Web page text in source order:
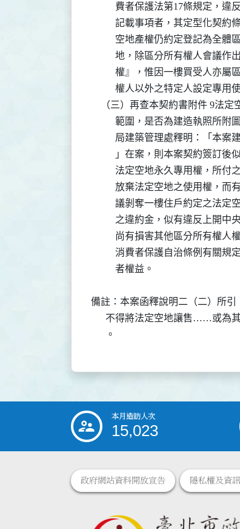
費者保護法第17條規定
記載事項者，其定型化
空地產權仍約定登記為
地，除區分所有權人會
權』，惟因一樓買受人
權人以外之特定人設定專用
（三）再查本契約書附件 9法
範圍，是否為建造執照所
局建築管理處釋明：「
」在案，則本案契約簽
法定空地永久專用權，
放棄法定空地之使用權
議剝奪一樓住戶約定之
之違約金，似有違反上
尚有損害其他區分所有權
消費者保護自治條例有
          者權益。
備註：本案函釋說明二（二）所
不得將法定空地讓售……或為
      。
::: 本月造訪人次
15,023
政府網站資料開放宣告 隱私權及資